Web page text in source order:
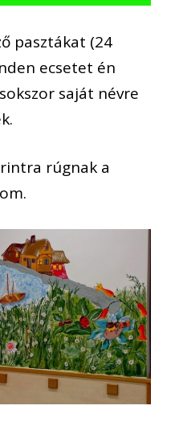
pasztákat (24
ecsetet én
saját névre
rúgnak a